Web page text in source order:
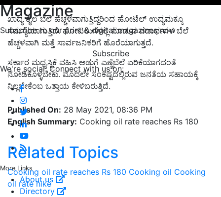
Magazine
Subscribe to our print & digital magazines now
Subscribe
We're social. Connect with us on:
More Links
About us
Directory
ಖಾದ್ಯ ತೈಲ ಬೆಲೆ ಹೆಚ್ಚಳವಾಗುತ್ತಿದ್ದರಿಂದ ಹೋಟೆಲ್ ಉದ್ಯಮಕ್ಕೂ
ಸಮಸ್ಯೆಯಾಗುತ್ತಿದೆ. ಹೋಟಲುಗಳಲ್ಲಿ ಮಾಡುವ ಪದಾರ್ಥಗಳ ಬೆಲೆ
ಹೆಚ್ಚಳವಾಗಿ ಮತ್ತೆ ಸಾರ್ವಜನಿಕರಿಗೆ ಹೊರೆಯಾಗುತ್ತದೆ.
ಸರ್ಕಾರ ಮಧ್ಯಸ್ಥಿಕೆ ವಹಿಸಿ ಅಡುಗೆ ಎಣ್ಣೆಬೆಲೆ ಏರಿಕೆಯಾಗದಂತೆ
ನೋಡಿಕೊಳ್ಳಬೇಕು. ಮೊದಲೇ ಸಂಕಷ್ಟದಲ್ಲಿರುವ ಜನತೆಯ ಸಹಾಯಕ್ಕೆ
ನಿಲ್ಲಬೇಕೆಂಬ ಒತ್ತಾಯ ಕೇಳಿಬರುತ್ತಿದೆ.
Published On: 28 May 2021, 08:36 PM
English Summary: Cooking oil rate reaches Rs 180
Related Topics
Cooking oil rate reaches Rs 180 Cooking oil Cooking
oil rate hike